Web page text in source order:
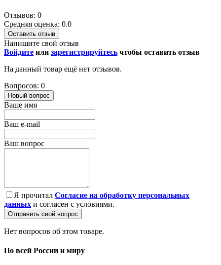
Отзывов: 0
Средняя оценка: 0.0
Оставить отзыв
Напишите свой отзыв
Войдите или зарегистрируйтесь чтобы оставить отзыв
На данный товар ещё нет отзывов.
Вопросов: 0
Новый вопрос
Ваше имя
Ваш e-mail
Ваш вопрос
Я прочитал Согласие на обработку персональных
данных и согласен с условиями.
Отправить свой вопрос
Нет вопросов об этом товаре.
По всей России и миру